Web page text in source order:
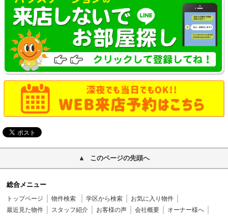
このページの先頭へ
総合メニュー
トップページ 物件検索 学区から検索
お気に入り物件
最近見た物件
スタッフ紹介 お客様の声 会社概要
オーナー様へ